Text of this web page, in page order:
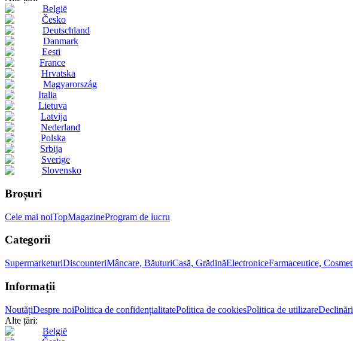
België
Česko
Deutschland
Danmark
Eesti
France
Hrvatska
Magyarország
Italia
Lietuva
Latvija
Nederland
Polska
Srbija
Sverige
Slovensko
Broșuri
Cele mai noiTopMagazineProgram de lucru
Categorii
SupermarketuriDiscounteriMâncare, BăuturiCasă, GrădinăElectroniceFarmaceutice,
Informații
NoutățiDespre noiPolitica de confidențialitatePolitica de cookiesPolitica de utilizare
Alte țări:
België